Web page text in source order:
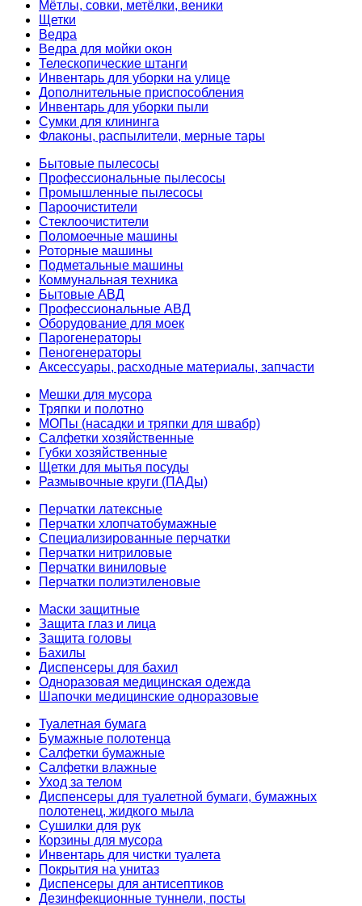
Мётлы, совки, метёлки, веники
Щетки
Ведра
Ведра для мойки окон
Телескопические штанги
Инвентарь для уборки на улице
Дополнительные приспособления
Инвентарь для уборки пыли
Сумки для клининга
Флаконы, распылители, мерные тары
Бытовые пылесосы
Профессиональные пылесосы
Промышленные пылесосы
Пароочистители
Стеклоочистители
Поломоечные машины
Роторные машины
Подметальные машины
Коммунальная техника
Бытовые АВД
Профессиональные АВД
Оборудование для моек
Парогенераторы
Пеногенераторы
Аксессуары, расходные материалы, запчасти
Мешки для мусора
Тряпки и полотно
МОПы (насадки и тряпки для швабр)
Салфетки хозяйственные
Губки хозяйственные
Щетки для мытья посуды
Размывочные круги (ПАДы)
Перчатки латексные
Перчатки хлопчатобумажные
Специализированные перчатки
Перчатки нитриловые
Перчатки виниловые
Перчатки полиэтиленовые
Маски защитные
Защита глаз и лица
Защита головы
Бахилы
Диспенсеры для бахил
Одноразовая медицинская одежда
Шапочки медицинские одноразовые
Туалетная бумага
Бумажные полотенца
Салфетки бумажные
Салфетки влажные
Уход за телом
Диспенсеры для туалетной бумаги, бумажных
полотенец, жидкого мыла
Сушилки для рук
Корзины для мусора
Инвентарь для чистки туалета
Покрытия на унитаз
Диспенсеры для антисептиков
Дезинфекционные туннели, посты